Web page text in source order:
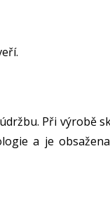
Při výrobě
a je